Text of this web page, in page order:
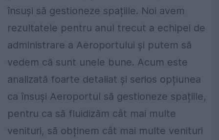
însuși să gestioneze spațiile. Noi avem
rezultatele pentru anul trecut a echipei de
administrare a Aeroportului și putem să
vedem că sunt unele bune. Acum este
analizată foarte detaliat și serios opțiunea
ca însuși Aeroportul să gestioneze spațiile,
pentru ca să fluidizăm cât mai multe
venituri, să obținem cât mai multe venituri